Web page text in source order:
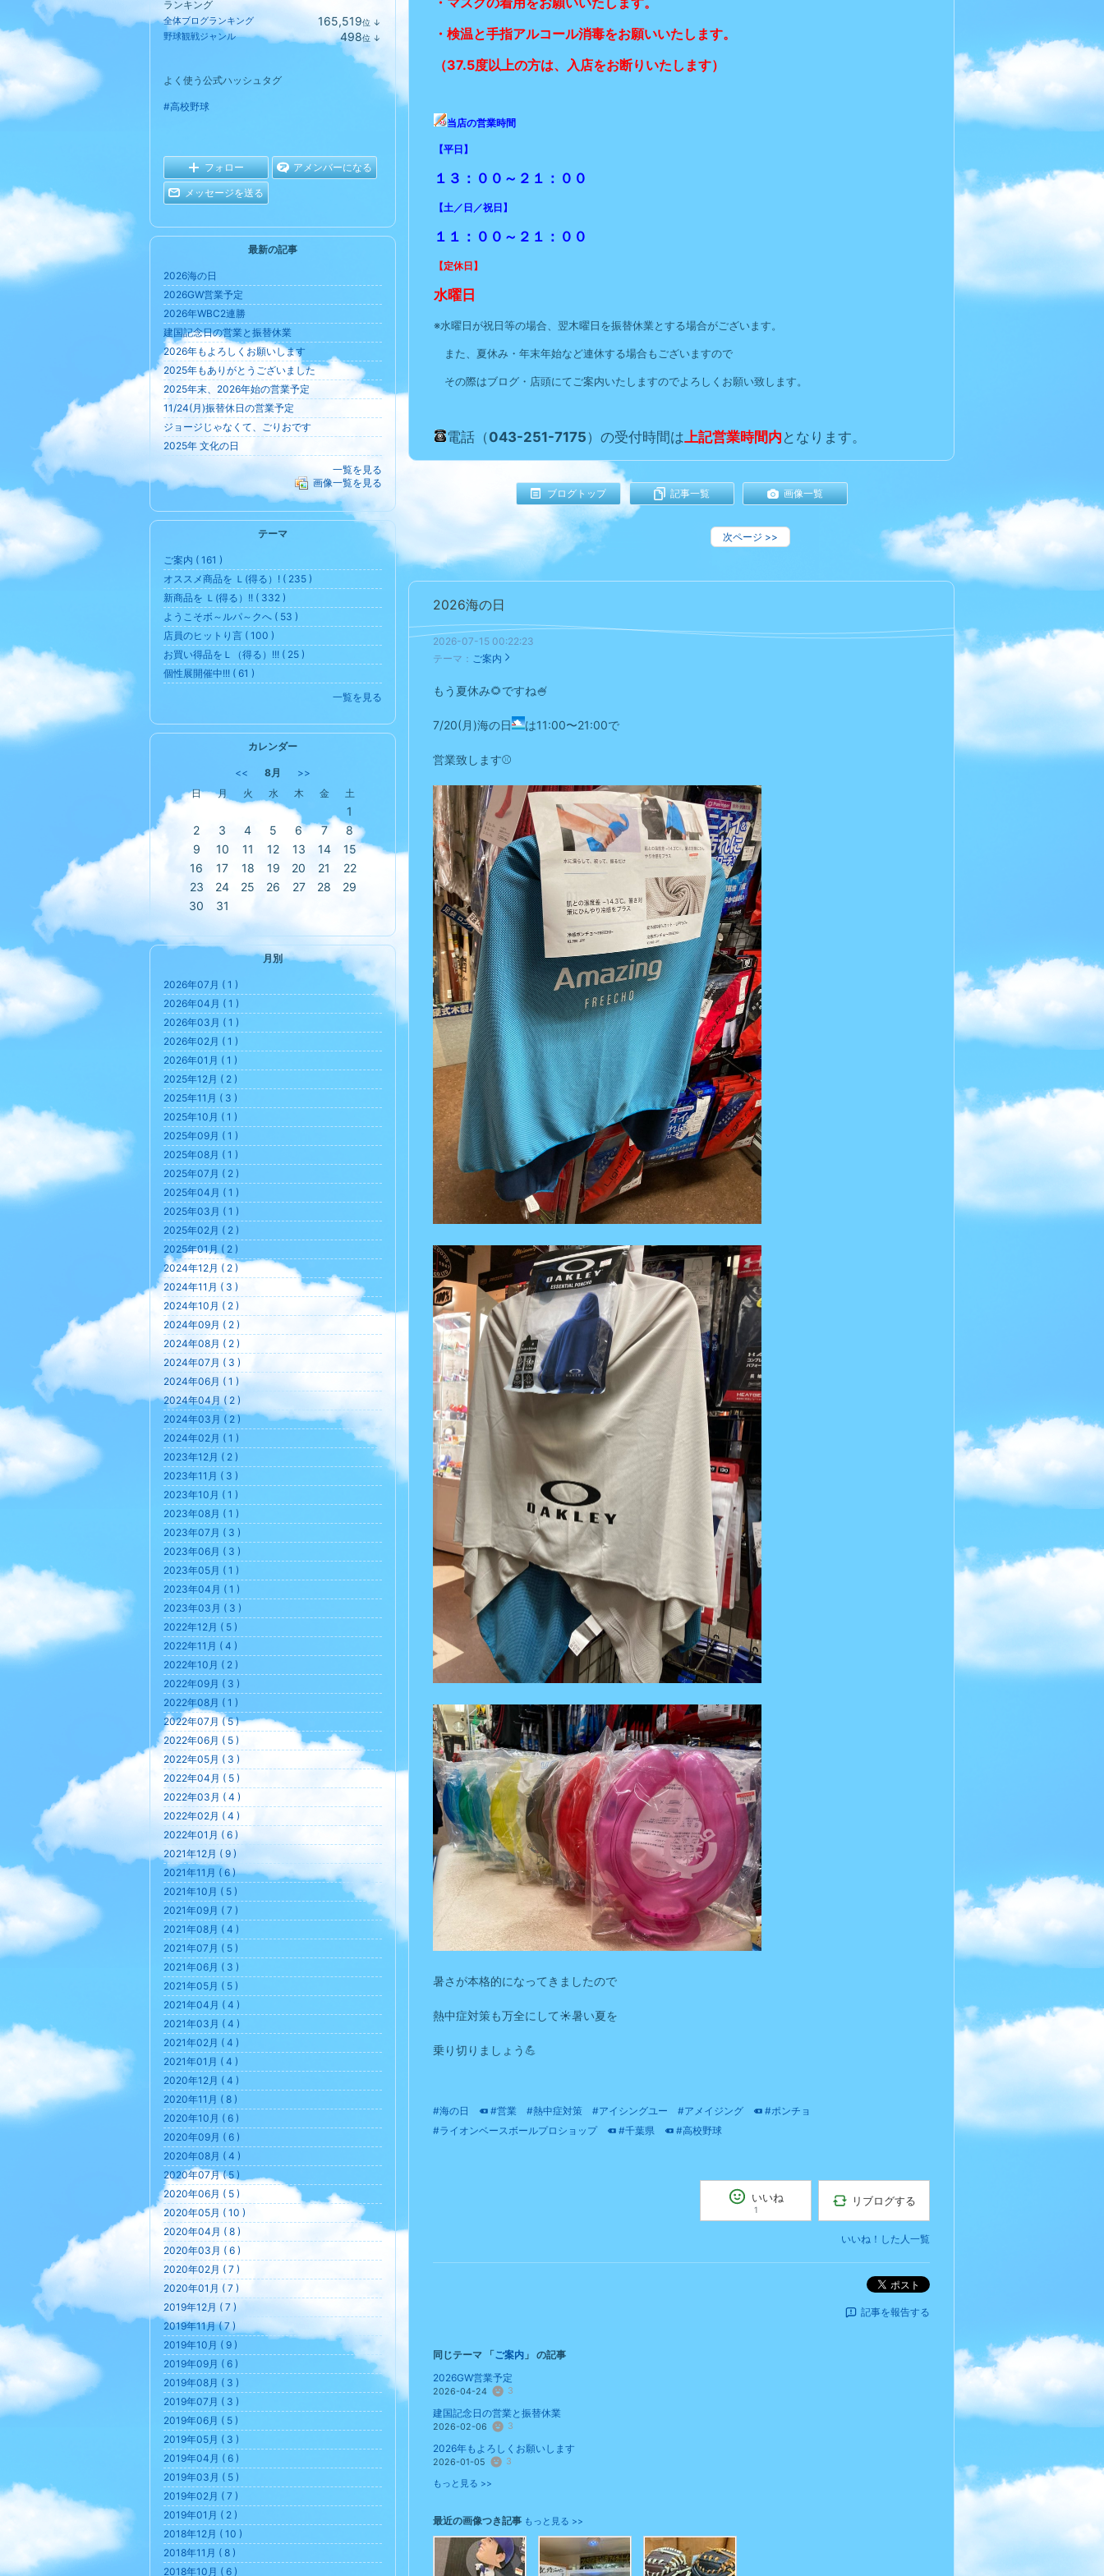
・検温と手指アルコール消毒をお願いいたします。
（37.5度以上の方は、入店をお断りいたします）
当店の営業時間
【平日】
１３：００～２１：００
【土／日／祝日】
１１：００～２１：００
【定休日】
水曜日
※水曜日が祝日等の場合、翌木曜日を振替休業とする場合がございます。
また、夏休み・年末年始など連休する場合もございますので
その際はブログ・店頭にてご案内いたしますのでよろしくお願い致します。
電話（043-251-7175 ）の受付時間は上記営業時間内 となります。
ブログトップ 記事一覧 画像一覧
次ページ >>
2026海の日
2026-07-15 00:22:23
テーマ： ご案内
もう夏休み🌻ですね🍧
7/20(月)海の日 は11:00〜21:00で
営業致します⚾️
暑さが本格的になってきましたので
熱中症対策も万全にして☀️暑い夏を
乗り切りましょう💪
#海の日 #営業 #熱中症対策 #アイシングユー #アメイジング
#ポンチョ
#ライオンベースボールプロショップ
#千葉県 #高校野球
いいね
1
リブログする
いいね！した人一覧
ポスト
記事を報告する
同じテーマ 「ご案内 」 の記事
2026GW営業予定
2026-04-24 3
建国記念日の営業と振替休業
2026-02-06 3
2026年もよろしくお願いします
2026-01-05 3
もっと見る >>
最近の画像つき記事 もっと見る >>
ランキング
全体ブログランキング 165,519位 ↓
グ
野球観戦ジャンル 498位 ↓
ン
グ
よく使う公式ハッシュタグ
#高校野球
フォロー アメンバーになる
メッセージを送る
最新の記事
2026海の日
2026GW営業予定
2026年WBC2連勝
建国記念日の営業と振替休業
2026年もよろしくお願いします
2025年もありがとうございました
2025年末、2026年始の営業予定
11/24(月)振替休日の営業予定
ジョージじゃなくて、ごりおです
2025年 文化の日
一覧を見る
画像一覧を見る
テーマ
ご案内 ( 161 )
オススメ商品を Ｌ(得る）! ( 235 )
新商品を Ｌ(得る）!! ( 332 )
ようこそボ～ルパ～クへ ( 53 )
店員のヒットり言 ( 100 )
お買い得品をＬ（得る）!!! ( 25 )
個性展開催中!!! ( 61 )
一覧を見る
カレンダー
<< 8月
>>
日
月 火 水 木 金 土
1
2
3 4 5 6 7
8
9
10 11 12 13 14
15
16
17 18 19 20 21
22
23
24 25 26 27 28
29
30
31
月別
2026年07月 ( 1 )
2026年04月 ( 1 )
2026年03月 ( 1 )
2026年02月 ( 1 )
2026年01月 ( 1 )
2025年12月 ( 2 )
2025年11月 ( 3 )
2025年10月 ( 1 )
2025年09月 ( 1 )
2025年08月 ( 1 )
2025年07月 ( 2 )
2025年04月 ( 1 )
2025年03月 ( 1 )
2025年02月 ( 2 )
2025年01月 ( 2 )
2024年12月 ( 2 )
2024年11月 ( 3 )
2024年10月 ( 2 )
2024年09月 ( 2 )
2024年08月 ( 2 )
2024年07月 ( 3 )
2024年06月 ( 1 )
2024年04月 ( 2 )
2024年03月 ( 2 )
2024年02月 ( 1 )
2023年12月 ( 2 )
2023年11月 ( 3 )
2023年10月 ( 1 )
2023年08月 ( 1 )
2023年07月 ( 3 )
2023年06月 ( 3 )
2023年05月 ( 1 )
2023年04月 ( 1 )
2023年03月 ( 3 )
2022年12月 ( 5 )
2022年11月 ( 4 )
2022年10月 ( 2 )
2022年09月 ( 3 )
2022年08月 ( 1 )
2022年07月 ( 5 )
2022年06月 ( 5 )
2022年05月 ( 3 )
2022年04月 ( 5 )
2022年03月 ( 4 )
2022年02月 ( 4 )
2022年01月 ( 6 )
2021年12月 ( 9 )
2021年11月 ( 6 )
2021年10月 ( 5 )
2021年09月 ( 7 )
2021年08月 ( 4 )
2021年07月 ( 5 )
2021年06月 ( 3 )
2021年05月 ( 5 )
2021年04月 ( 4 )
2021年03月 ( 4 )
2021年02月 ( 4 )
2021年01月 ( 4 )
2020年12月 ( 4 )
2020年11月 ( 8 )
2020年10月 ( 6 )
2020年09月 ( 6 )
2020年08月 ( 4 )
2020年07月 ( 5 )
2020年06月 ( 5 )
2020年05月 ( 10 )
2020年04月 ( 8 )
2020年03月 ( 6 )
2020年02月 ( 7 )
2020年01月 ( 7 )
2019年12月 ( 7 )
2019年11月 ( 7 )
2019年10月 ( 9 )
2019年09月 ( 6 )
2019年08月 ( 3 )
2019年07月 ( 3 )
2019年06月 ( 5 )
2019年05月 ( 3 )
2019年04月 ( 6 )
2019年03月 ( 5 )
2019年02月 ( 7 )
2019年01月 ( 2 )
2018年12月 ( 10 )
2018年11月 ( 8 )
2018年10月 ( 6 )